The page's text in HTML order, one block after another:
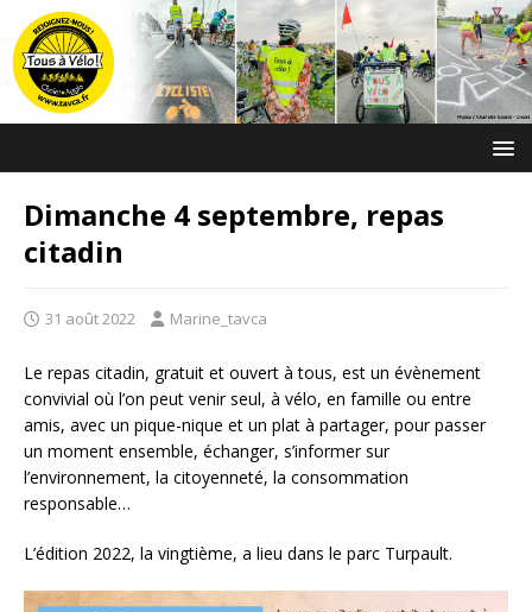
Dimanche 4 septembre, repas
citadin
31 août 2022 Marine_tavca
Le repas citadin, gratuit et ouvert à tous, est un évènement
convivial où l’on peut venir seul, à vélo, en famille ou entre
amis, avec un pique-nique et un plat à partager, pour passer
un moment ensemble, échanger, s’informer sur
l’environnement, la citoyenneté, la consommation
responsable…
L’édition 2022, la vingtième, a lieu dans le parc Turpault.